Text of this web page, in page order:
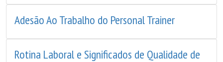
Adesão Ao Trabalho do Personal Trainer
Rotina Laboral e Significados de Qualidade de